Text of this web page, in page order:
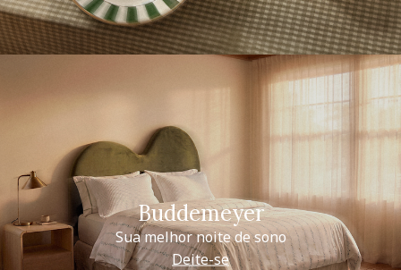
Buddemeyer
Sua melhor noite de sono
Deite-se